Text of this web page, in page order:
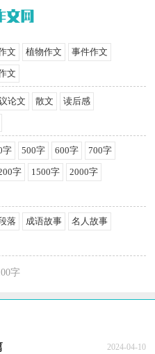
文 植物作文 事件作文
文
论文 散文 读后感
字 500字 600字 700字
字 1500字 2000字
落 成语故事 名人故事
字
2024-04-10